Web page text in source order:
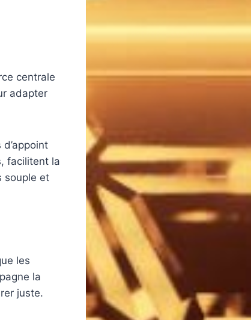
centrale
adapter
facilitent la
souple et
les
la
juste.